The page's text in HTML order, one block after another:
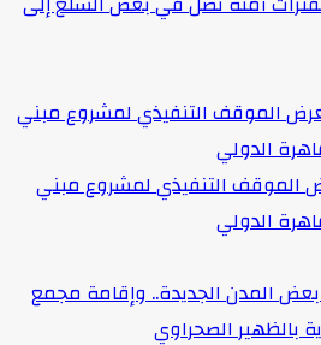
الموقف التنفيذي لمشروع مبني